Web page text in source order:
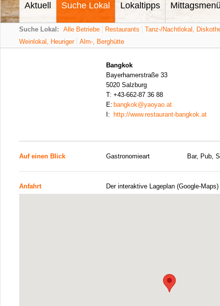
Aktuell Suche Lokal Lokaltipps
Suche Lokal: Alle Betriebe Restaurants
Tanz-/Nachtlokal,
Weinlokal, Heuriger
Alm-, Berghütte
Bangkok
Bayerhamerstraße 33
5020 Salzburg
T: +43-662-87 36 88
E: bangkok@yaoyao.at
I:
http://www.restaurant-bangkok.at
Auf einen Blick Gastronomieart Bar, Pub,
Anfahrt Der interaktive Lageplan (Google-